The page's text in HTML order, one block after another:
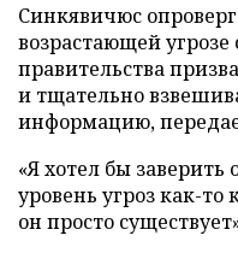
Синкявичюс
возрастающей угрозе
правительства
и тщательно
информацию,
«Я хотел бы заверить
уровень угроз как-
он просто